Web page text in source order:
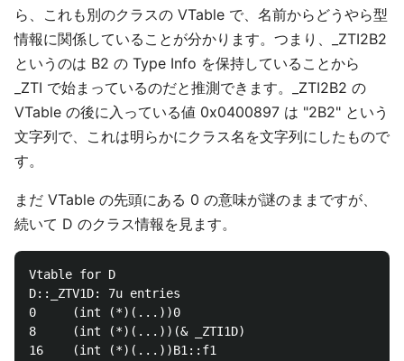
ら、これも別のクラスの VTable で、名前からどうやら型
情報に関係していることが分かります。つまり、_ZTI2B2
というのは B2 の Type Info を保持していることから
_ZTI で始まっているのだと推測できます。_ZTI2B2 の
VTable の後に入っている値 0x0400897 は "2B2" という
文字列で、これは明らかにクラス名を文字列にしたもので
す。
まだ VTable の先頭にある 0 の意味が謎のままですが、
続いて D のクラス情報を見ます。
Vtable for D
D::_ZTV1D: 7u entries
0     (int (*)(...))0
8     (int (*)(...))(& _ZTI1D)
16    (int (*)(...))B1::f1